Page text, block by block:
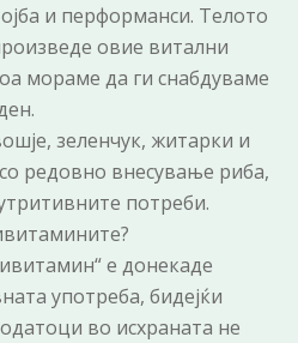
и перформанси. Телото
овие витални
мораме да ги снабдуваме
зеленчук, житарки и
редовно внесување риба,
потреби.
е донекаде
употреба, бидејќи
во исхраната не